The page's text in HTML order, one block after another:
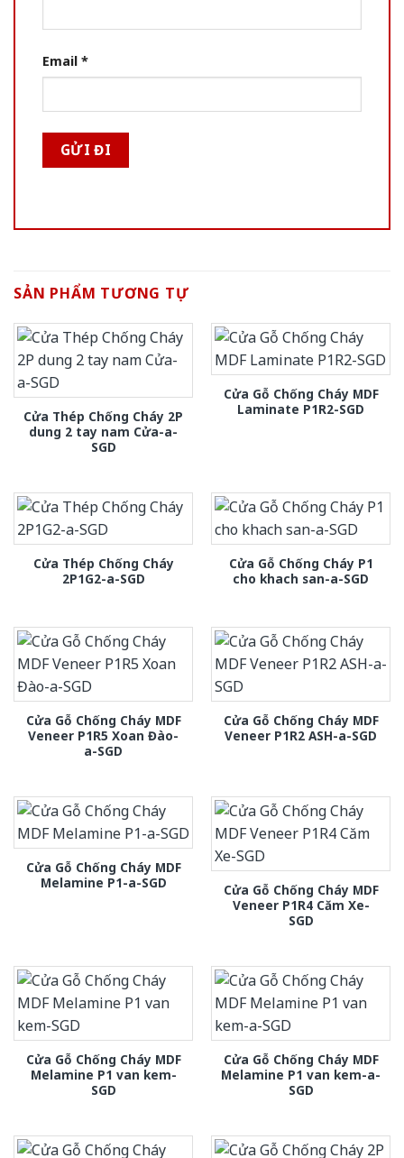
Email *
SẢN PHẨM TƯƠNG TỰ
Cửa Thép Chống Cháy 2P
dung 2 tay nam Cửa-a-
SGD
Cửa Gỗ Chống Cháy MDF
Laminate P1R2-SGD
Cửa Thép Chống Cháy
2P1G2-a-SGD
Cửa Gỗ Chống Cháy P1
cho khach san-a-SGD
Cửa Gỗ Chống Cháy MDF
Veneer P1R5 Xoan Đào-
a-SGD
Cửa Gỗ Chống Cháy MDF
Veneer P1R2 ASH-a-SGD
Cửa Gỗ Chống Cháy MDF
Melamine P1-a-SGD
Cửa Gỗ Chống Cháy MDF
Veneer P1R4 Căm Xe-
SGD
Cửa Gỗ Chống Cháy MDF
Melamine P1 van kem-
SGD
Cửa Gỗ Chống Cháy MDF
Melamine P1 van kem-a-
SGD